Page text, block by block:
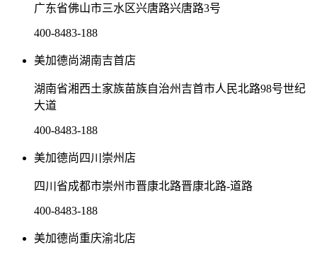
广东省佛山市三水区兴唐路兴唐路3号
400-8483-188
美加德尚湖南吉首店
湖南省湘西土家族苗族自治州吉首市人民北路98号世纪
大道
400-8483-188
美加德尚四川崇州店
四川省成都市崇州市晋康北路晋康北路-道路
400-8483-188
美加德尚重庆渝北店